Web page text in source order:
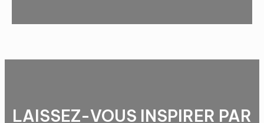
LAISSEZ-VOUS INSPIRER PAR